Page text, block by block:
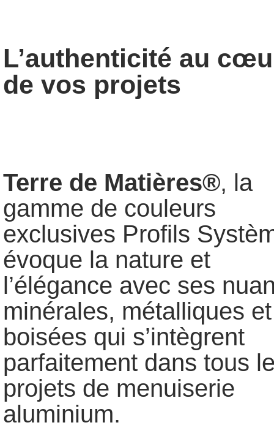
L’authenticité au
de vos projets
Terre de Matières®, la
gamme de couleurs
exclusives Profils
évoque la nature et
l’élégance avec ses
minérales, métalliques et
boisées qui s’intègrent
parfaitement dans tous
projets de menuiserie
aluminium.